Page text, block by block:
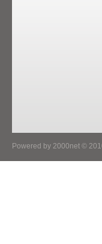
Powered by 2000net ©